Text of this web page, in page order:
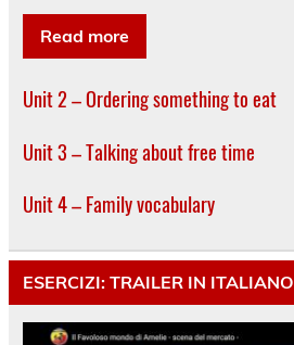
Read more
Unit 2 – Ordering something to eat
Unit 3 – Talking about free time
Unit 4 – Family vocabulary
ESERCIZI: TRAILER IN ITALIANO